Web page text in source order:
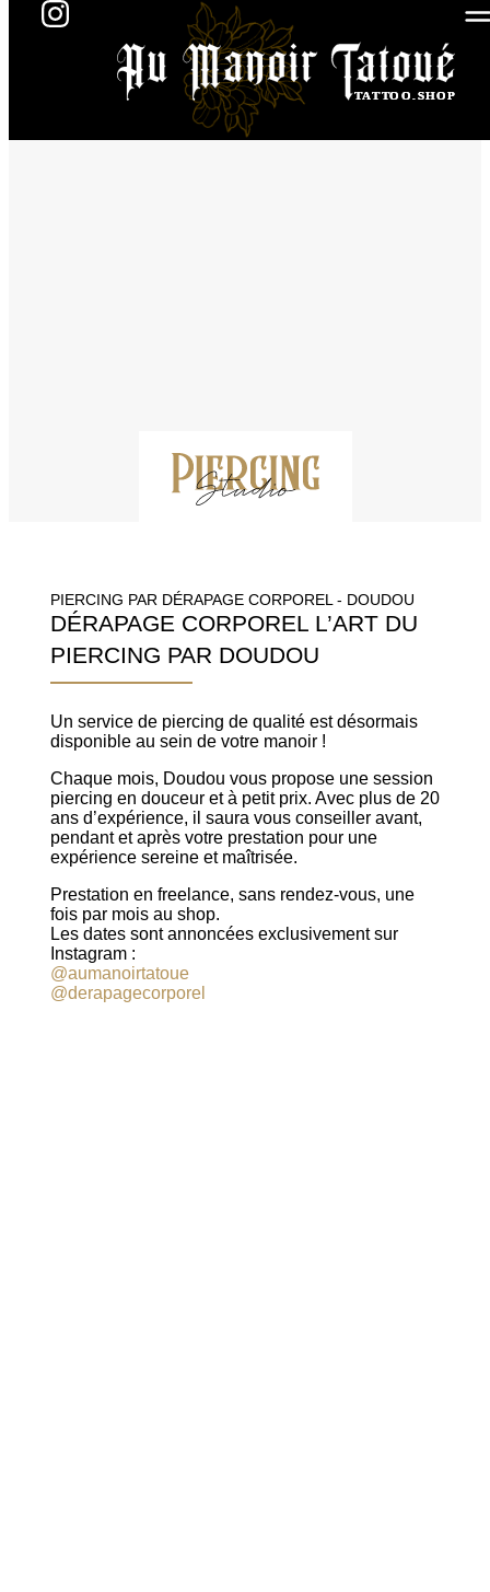
PIERCING PAR DÉRAPAGE CORPOREL - DOUDOU
DÉRAPAGE CORPOREL L’ART DU
PIERCING PAR DOUDOU
Un service de piercing de qualité est désormais
disponible au sein de votre manoir !
Chaque mois, Doudou vous propose une session
piercing en douceur et à petit prix. Avec plus de 20
ans d’expérience, il saura vous conseiller avant,
pendant et après votre prestation pour une
expérience sereine et maîtrisée.
Prestation en freelance, sans rendez-vous, une
fois par mois au shop.
Les dates sont annoncées exclusivement sur
Instagram :
@aumanoirtatoue
@derapagecorporel